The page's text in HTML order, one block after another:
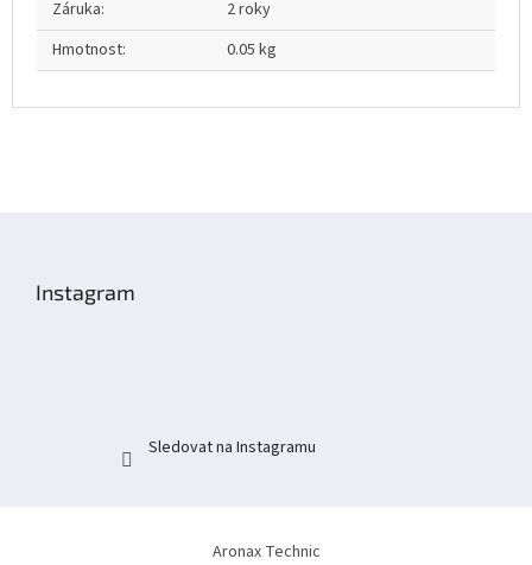
Záruka:
2 roky
Hmotnost: 0.05 kg
Instagram
Sledovat na Instagramu
Aronax Technic